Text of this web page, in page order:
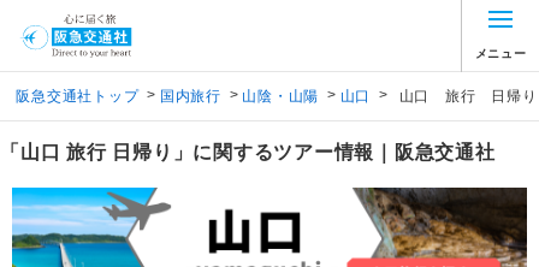
メニュー
阪急交通社トップ > 国内旅行 > 山陰・山陽 > 山口 > 山口 旅行 日帰り
「山口 旅行 日帰り」に関するツアー情報｜阪急交通社